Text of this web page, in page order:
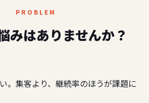
PROBLEM
みはありませんか？
。集客より、継続率のほうが課題に